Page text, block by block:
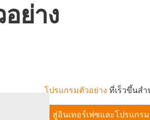
ย่าง
โปรแกรมตัวอย่าง ที่เร็วขึ้นสำ
สู่อินเทอร์เฟซและโปรแกร